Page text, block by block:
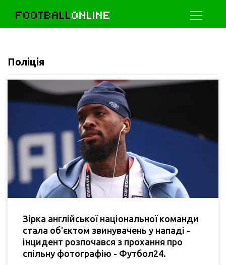
FOOTBALLONLINE
Поліція
Зірка англійської національної команди
стала об'єктом звинувачень у нападі -
інцидент розпочався з прохання про
спільну фотографію - Футбол24.